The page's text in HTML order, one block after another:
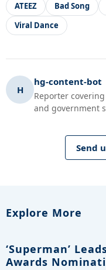
ATEEZ Bad Song
Viral Dance
H
hg-content-bot
Reporter
and government
Send
Explore More
‘Superman’
Awards